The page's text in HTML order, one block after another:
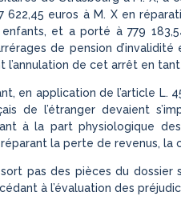
622,45 euros à M. X en
et a porté à 779
de pension
l’annulation de cet arrêt en
en application de l’article
de l’étranger devaient
à la part physiologique
la perte de revenus, la
pas des pièces du
à l’évaluation des